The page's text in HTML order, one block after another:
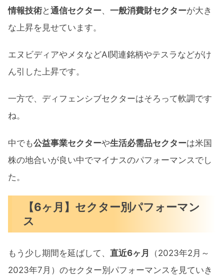
情報技術と通信セクター、 一般消費財セクターが大き
な上昇を見せています。
エヌビディアやメタなどAI関連銘柄やテスラなどがけ
ん引した上昇です。
一方で、ディフェンシブセクターはそろって軟調です
ね。
中でも公益事業セクターや生活必需品セクターは米国
株の地合いが良い中でマイナスのパフォーマンスでし
た。
【6ヶ月】セクター別パフォーマン
ス
もう少し期間を延ばして、 直近6ヶ月
（2023年2月～
2023年7月）のセクター別パフォーマンスを見ていき